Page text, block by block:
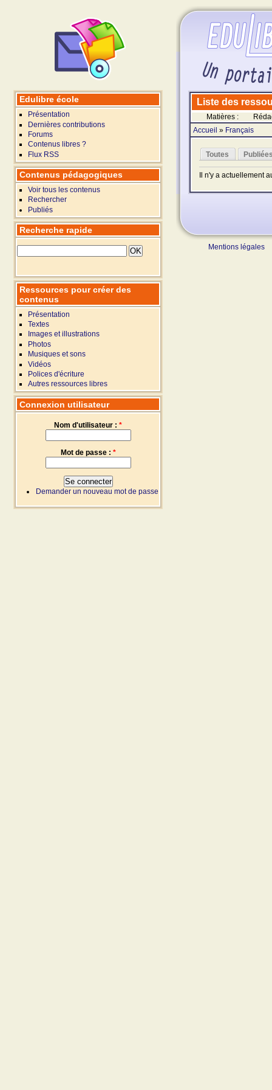
Liste des
Matières :
Accueil » Français
Toutes
Il n'y a actuellement
Mentions légales
Edulibre école
Présentation
Dernières contributions
Forums
Contenus libres ?
Flux RSS
Contenus pédagogiques
Voir tous les contenus
Rechercher
Publiés
Recherche rapide
Ressources pour créer des
contenus
Présentation
Textes
Images et illustrations
Photos
Musiques et sons
Vidéos
Polices d'écriture
Autres ressources libres
Connexion utilisateur
Nom d'utilisateur : *
Mot de passe : *
Demander un nouveau mot de passe